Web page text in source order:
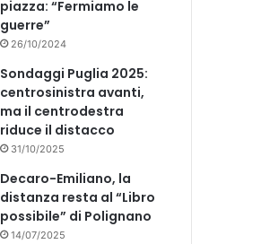
piazza: “Fermiamo le
guerre”
26/10/2024
Sondaggi Puglia 2025:
centrosinistra avanti,
ma il centrodestra
riduce il distacco
31/10/2025
Decaro-Emiliano, la
distanza resta al “Libro
possibile” di Polignano
14/07/2025